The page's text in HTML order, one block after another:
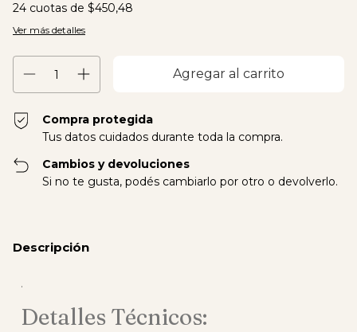
24 cuotas de $450,48
Ver más detalles
Compra protegida
Tus datos cuidados durante toda la compra.
Cambios y devoluciones
Si no te gusta, podés cambiarlo por otro o devolverlo.
Descripción
.
Detalles Técnicos: